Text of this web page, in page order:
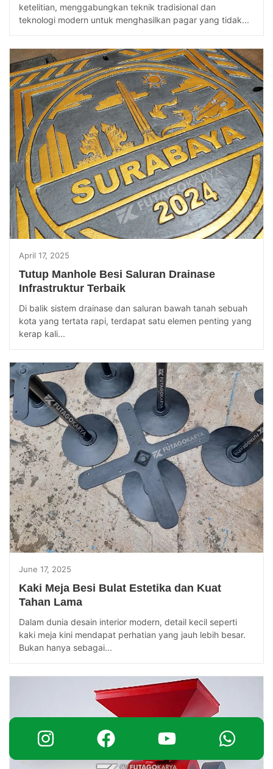
ketelitian, menggabungkan teknik tradisional dan
teknologi modern untuk menghasilkan pagar yang tidak...
April 17, 2025
Tutup Manhole Besi Saluran Drainase
Infrastruktur Terbaik
Di balik sistem drainase dan saluran bawah tanah sebuah
kota yang tertata rapi, terdapat satu elemen penting yang
kerap kali...
June 17, 2025
Kaki Meja Besi Bulat Estetika dan Kuat
Tahan Lama
Dalam dunia desain interior modern, detail kecil seperti
kaki meja kini mendapat perhatian yang jauh lebih besar.
Bukan hanya sebagai...